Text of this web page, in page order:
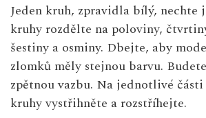
Jeden kruh, zpravidla bílý, nechte
kruhy rozdělte na poloviny,
šestiny a osminy. Dbejte, aby
zlomků měly stejnou barvu.
zpětnou vazbu. Na jednotlivé
kruhy vystřihněte a rozstříhejte.